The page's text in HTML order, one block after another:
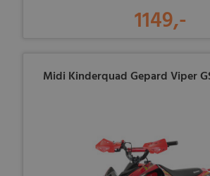
1149,-
Midi Kinderquad Gepard Viper